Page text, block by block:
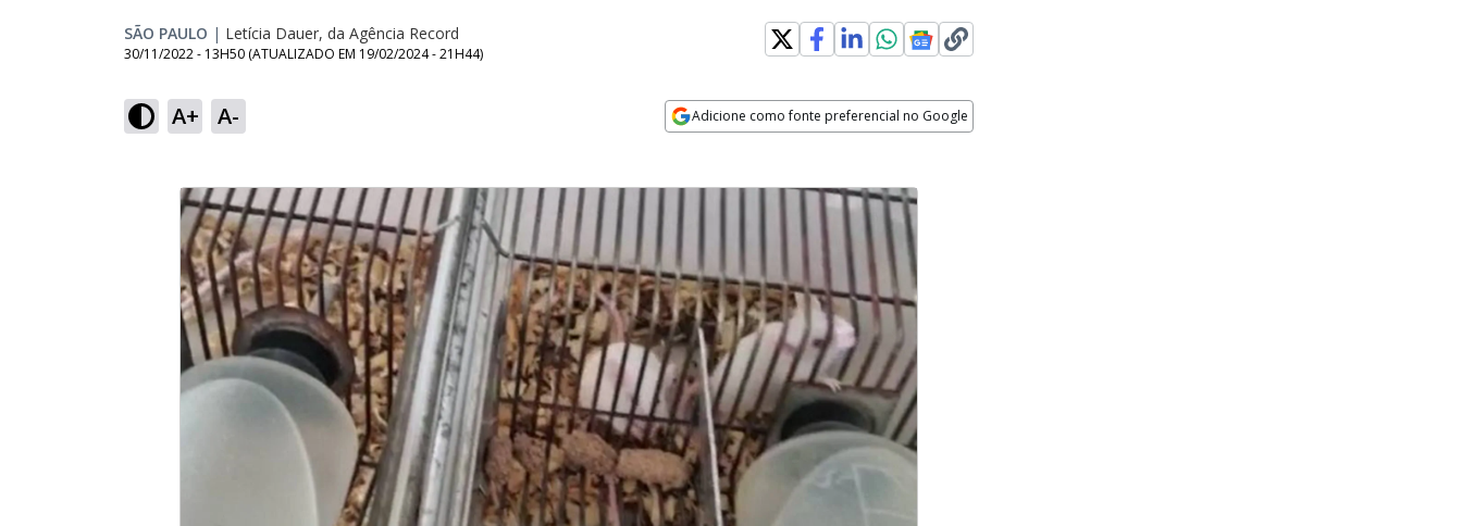
SÃO PAULO | Letícia Dauer, da Agência Record
30/11/2022 - 13H50 (ATUALIZADO EM 19/02/2024 - 21H44)
A+ A- Adicione como fonte preferencial no Google